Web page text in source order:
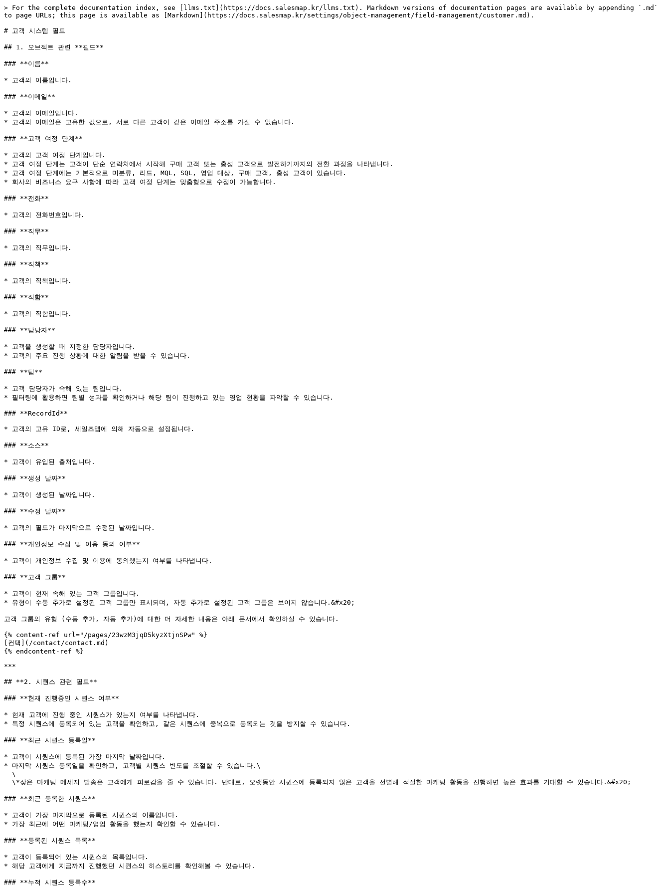
> For the complete documentation index, see [llms.txt](https://docs.salesmap.kr/llms.txt). Markdown versions of documentation pages are available by appending `.md`
to page URLs; this page is available as [Markdown](https://docs.salesmap.kr/settings/object-management/field-management/customer.md).
# 고객 시스템 필드
## 1. 오브젝트 관련 **필드**
### **이름**
* 고객의 이름입니다.
### **이메일**
* 고객의 이메일입니다.
* 고객의 이메일은 고유한 값으로, 서로 다른 고객이 같은 이메일 주소를 가질 수 없습니다.
### **고객 여정 단계**
* 고객의 고객 여정 단계입니다.
* 고객 여정 단계는 고객이 단순 연락처에서 시작해 구매 고객 또는 충성 고객으로 발전하기까지의 전환 과정을 나타냅니다.
* 고객 여정 단계에는 기본적으로 미분류, 리드, MQL, SQL, 영업 대상, 구매 고객, 충성 고객이 있습니다.
* 회사의 비즈니스 요구 사항에 따라 고객 여정 단계는 맞춤형으로 수정이 가능합니다.
### **전화**
* 고객의 전화번호입니다.
### **직무**
* 고객의 직무입니다.
### **직책**
* 고객의 직책입니다.
### **직함**
* 고객의 직함입니다.
### **담당자**
* 고객을 생성할 때 지정한 담당자입니다.
* 고객의 주요 진행 상황에 대한 알림을 받을 수 있습니다.
### **팀**
* 고객 담당자가 속해 있는 팀입니다.
* 필터링에 활용하면 팀별 성과를 확인하거나 해당 팀이 진행하고 있는 영업 현황을 파악할 수 있습니다.
### **RecordId**
* 고객의 고유 ID로, 세일즈맵에 의해 자동으로 설정됩니다.
### **소스**
* 고객이 유입된 출처입니다.
### **생성 날짜**
* 고객이 생성된 날짜입니다.
### **수정 날짜**
* 고객의 필드가 마지막으로 수정된 날짜입니다.
### **개인정보 수집 및 이용 동의 여부**
* 고객이 개인정보 수집 및 이용에 동의했는지 여부를 나타냅니다.
### **고객 그룹**
* 고객이 현재 속해 있는 고객 그룹입니다.
* 유형이 수동 추가로 설정된 고객 그룹만 표시되며, 자동 추가로 설정된 고객 그룹은 보이지 않습니다.&#x20;
고객 그룹의 유형 (수동 추가, 자동 추가)에 대한 더 자세한 내용은 아래 문서에서 확인하실 수 있습니다.
{% content-ref url="/pages/23wzM3jqD5kyzXtjnSPw" %}
[컨택](/contact/contact.md)
{% endcontent-ref %}
***
## **2. 시퀀스 관련 필드**
### **현재 진행중인 시퀀스 여부**
* 현재 고객에 진행 중인 시퀀스가 있는지 여부를 나타냅니다.
* 특정 시퀀스에 등록되어 있는 고객을 확인하고, 같은 시퀀스에 중복으로 등록되는 것을 방지할 수 있습니다.
### **최근 시퀀스 등록일**
* 고객이 시퀀스에 등록된 가장 마지막 날짜입니다.
* 마지막 시퀀스 등록일을 확인하고, 고객별 시퀀스 빈도를 조절할 수 있습니다.\
### **최근 등록한 시퀀스**
* 고객이 가장 마지막으로 등록된 시퀀스의 이름입니다.
* 가장 최근에 어떤 마케팅/영업 활동을 했는지 확인할 수 있습니다.
### **등록된 시퀀스 목록**
* 고객이 등록되어 있는 시퀀스의 목록입니다.
* 해당 고객에게 지금까지 진행했던 시퀀스의 히스토리를 확인해볼 수 있습니다.
### **누적 시퀀스 등록수**